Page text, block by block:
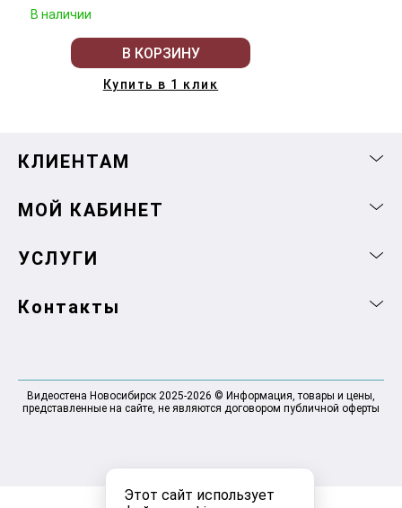
Этот сайт использует
В наличии
В КОРЗИНУ
Купить в 1 клик
КЛИЕНТАМ
МОЙ КАБИНЕТ
УСЛУГИ
Контакты
Видеостена Новосибирск 2025-2026 © Информация, товары и цены,
представленные на сайте, не являются договором публичной оферты